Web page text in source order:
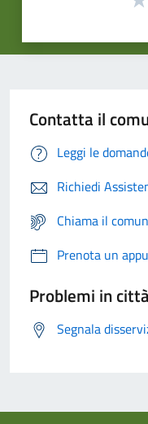
Contatta il
Leggi le
Richiedi
Chiama il
Prenota un
Problemi in città
Segnala